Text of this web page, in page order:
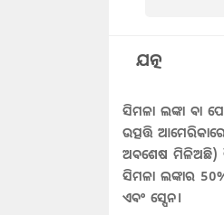
ଯତ୍ନ
ସିମଳା ଲଙ୍କା ବା
ଉତ୍ପତ୍ତି
ଅବଶେଷ ମିଳିଅଛି)
ସିମଳା ଲଙ୍କାର
ଏବଂ ସ୍ପେନ।